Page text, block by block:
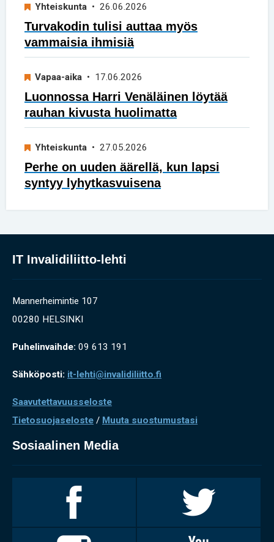
Yhteiskunta • 26.06.2026
Turvakodin tulisi auttaa myös
vammaisia ihmisiä
Vapaa-aika • 17.06.2026
Luonnossa Harri Venäläinen löytää
rauhan kivusta huolimatta
Yhteiskunta • 27.05.2026
Perhe on uuden äärellä, kun lapsi
syntyy lyhytkasvuisena
IT Invalidiliitto-lehti
Mannerheimintie 107
00280 HELSINKI
Puhelinvaihde: 09 613 191
Sähköposti: it-lehti@invalidiliitto.fi
Saavutettavuusseloste
Tietosuojaseloste / Muuta suostumustasi
Sosiaalinen Media
Facebookissa
Twitterissä
Invalidiliitto